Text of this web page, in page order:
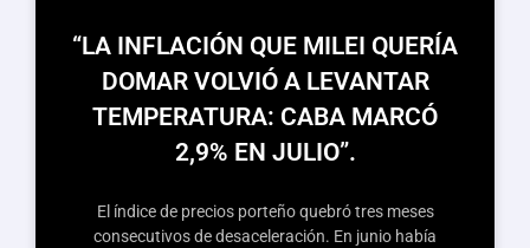
“LA INFLACIÓN QUE MILEI QUERÍA
DOMAR VOLVIÓ A LEVANTAR
TEMPERATURA: CABA MARCÓ
2,9% EN JULIO”.
El índice de precios porteño quebró tres meses
consecutivos de desaceleración. En junio había